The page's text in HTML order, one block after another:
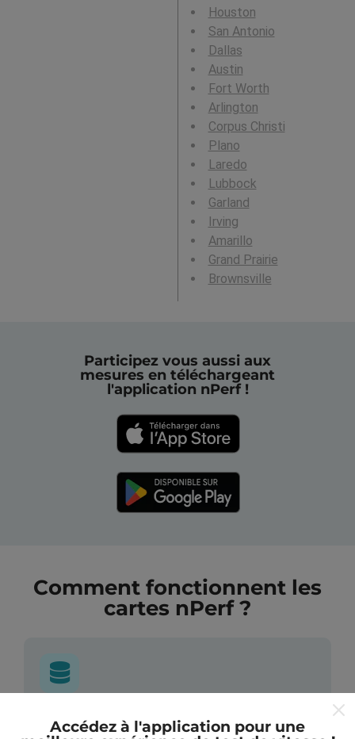
Houston
San Antonio
Dallas
Austin
Fort Worth
Arlington
Corpus Christi
Plano
Laredo
Lubbock
Garland
Irving
Amarillo
Grand Prairie
Brownsville
Participez vous aussi aux
mesures en téléchargeant
l'application nPerf !
Comment fonctionnent les
cartes nPerf ?
D'où proviennent les données ?
Accédez à l'application pour une